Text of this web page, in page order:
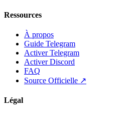
Ressources
À propos
Guide Telegram
Activer Telegram
Activer Discord
FAQ
Source Officielle ↗
Légal